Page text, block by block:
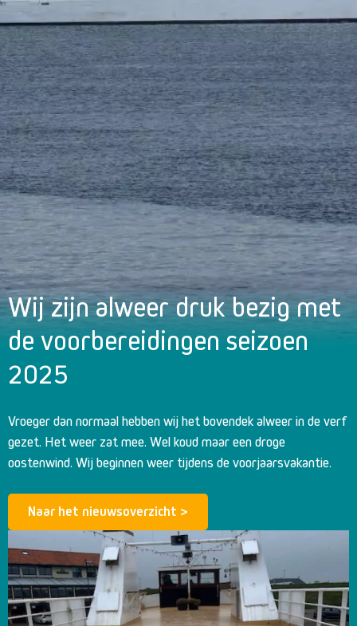
Wij zijn alweer druk bezig met
de voorbereidingen seizoen
2025
Vroeger dan normaal hebben wij het bovendek alweer in de verf
gezet. Het weer zat mee. Wel koud maar een droge
oostenwind. Wij beginnen weer tijdens de voorjaarsvakantie.
Naar het nieuwsoverzicht >